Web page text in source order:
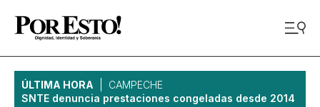
ÚLTIMA HORA
CAMPECHE
SNTE denuncia prestaciones congeladas desde 2014